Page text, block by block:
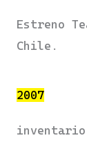
Estreno
Chile.
2007
inventario​